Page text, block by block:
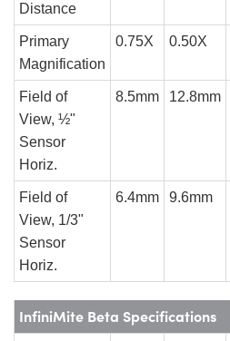
Distance
Primary
Magnification
0.75X 0.50X
Field of
View, ½"
Sensor
Horiz.
8.5mm 12.8mm
Field of
View, 1/3"
Sensor
Horiz.
6.4mm 9.6mm
InfiniMite Beta Specifications